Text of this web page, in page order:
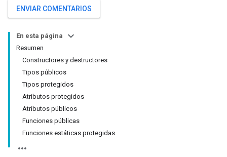
ENVIAR COMENTARIOS
En esta página
Resumen
Constructores y destructores
Tipos públicos
Tipos protegidos
Atributos protegidos
Atributos públicos
Funciones públicas
Funciones estáticas protegidas